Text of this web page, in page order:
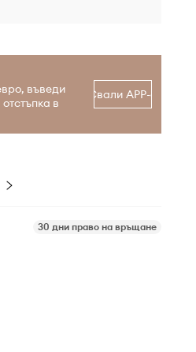
въведи
в
Свали APP-а
30 дни право на връщане